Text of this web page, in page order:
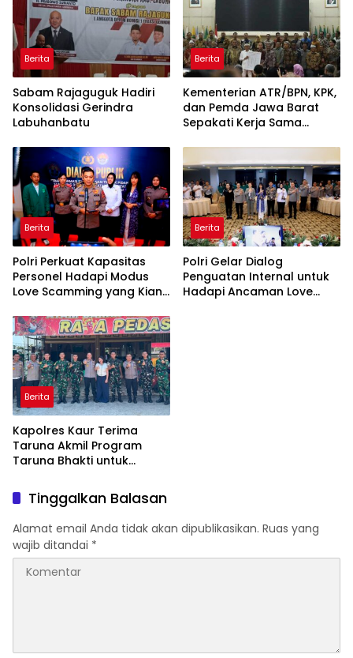
Berita
Sabam Rajaguguk Hadiri
Konsolidasi Gerindra
Labuhanbatu
Berita
Kementerian ATR/BPN, KPK,
dan Pemda Jawa Barat
Sepakati Kerja Sama
Korupsi serta Penguatan
Ekonomi Daerah
Berita
Polri Perkuat Kapasitas
Personel Hadapi Modus
Love Scamming yang Kian
Berita
Polri Gelar Dialog
Penguatan Internal untuk
Hadapi Ancaman Love
Berita
Kapolres Kaur Terima
Taruna Akmil Program
Taruna Bhakti untuk
Rakyat Kabupaten Kaur
Tinggalkan Balasan
Alamat email Anda tidak akan dipublikasikan. Ruas yang
wajib ditandai *